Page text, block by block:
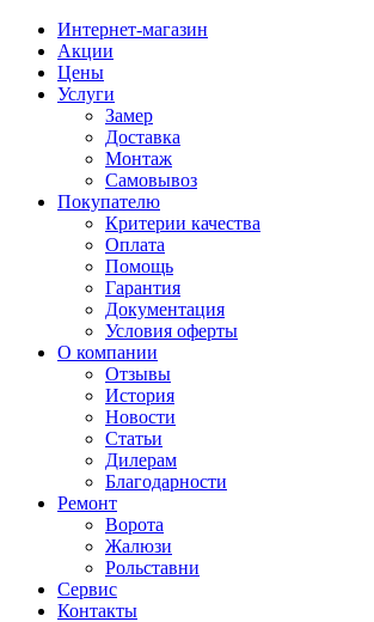
Интернет-магазин
Акции
Цены
Услуги
Замер
Доставка
Монтаж
Самовывоз
Покупателю
Критерии качества
Оплата
Помощь
Гарантия
Документация
Условия оферты
О компании
Отзывы
История
Новости
Статьи
Дилерам
Благодарности
Ремонт
Ворота
Жалюзи
Рольставни
Сервис
Контакты